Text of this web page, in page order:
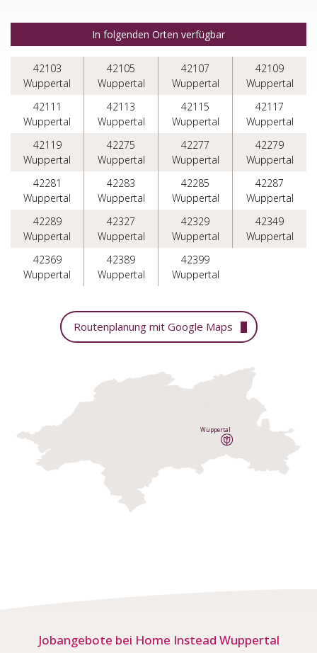
In folgenden Orten verfügbar
42103
Wuppertal
42105
Wuppertal
42107
Wuppertal
42109
Wuppertal
42111
Wuppertal
42113
Wuppertal
42115
Wuppertal
42117
Wuppertal
42119
Wuppertal
42275
Wuppertal
42277
Wuppertal
42279
Wuppertal
42281
Wuppertal
42283
Wuppertal
42285
Wuppertal
42287
Wuppertal
42289
Wuppertal
42327
Wuppertal
42329
Wuppertal
42349
Wuppertal
42369
Wuppertal
42389
Wuppertal
42399
Wuppertal
Routenplanung mit Google Maps
Wuppertal
Jobangebote bei Home Instead Wuppertal